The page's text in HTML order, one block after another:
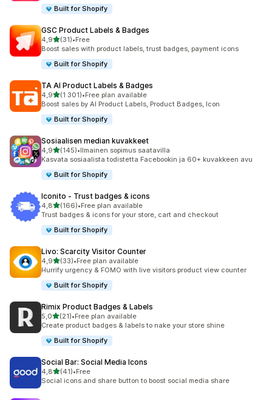
Built for Shopify
GSC Product Labels & Badges
4,9/ 5 tähteä
(31)
31 arvostelua yhteensä
•Free
Boost sales with product labels, trust badges, payment icons
Built for Shopify
TA AI Product Labels & Badges
4,9/ 5 tähteä
(1 301)
1301 arvostelua yhteensä
•Free plan available
Boost sales by AI Product Labels, Product Badges, Icon
Built for Shopify
Sosiaalisen median kuvakkeet
4,9/ 5 tähteä
(145)
145 arvostelua yhteensä
•Ilmainen sopimus saatavilla
Kasvata sosiaalista todistetta Facebookin ja 60+ kuvakkeen avu
Built for Shopify
Iconito ‑ Trust badges & icons
4,8/ 5 tähteä
(166)
166 arvostelua yhteensä
•Free plan available
Trust badges & icons for your store, cart and checkout
Built for Shopify
Livo: Scarcity Visitor Counter
4,9/ 5 tähteä
(33)
33 arvostelua yhteensä
•Free plan available
Hurrify urgency & FOMO with live visitors product view counter
Built for Shopify
Rimix Product Badges & Labels
5,0/ 5 tähteä
(21)
21 arvostelua yhteensä
•Free plan available
Create product badges & labels to nake your store shine
Built for Shopify
Social Bar: Social Media Icons
4,8/ 5 tähteä
(41)
41 arvostelua yhteensä
•Free
Social icons and share button to boost social media share